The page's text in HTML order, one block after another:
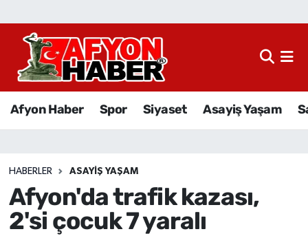
Afyon Haber Spor Siyaset Asayiş Yaşam
HABERLER ASAYIŞ YAŞAM
Afyon'da trafik kazası,
2'si çocuk 7 yaralı
Afyon Haber
Sağlık
Eğitim